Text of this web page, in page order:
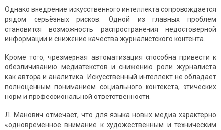
Однако внедрение искусственного интеллекта сопровождается
рядом серьёзных рисков. Одной из главных проблем
становится возможность распространения недостоверной
информации и снижение качества журналистского контента.
Кроме того, чрезмерная автоматизация способна привести к
обезличиванию медиатекстов и снижению роли журналиста
как автора и аналитика. Искусственный интеллект не обладает
полноценным пониманием социального контекста, этических
норм и профессиональной ответственности.
Л. Манович отмечает, что для языка новых медиа характерно
«одновременное внимание к художественным и техническим